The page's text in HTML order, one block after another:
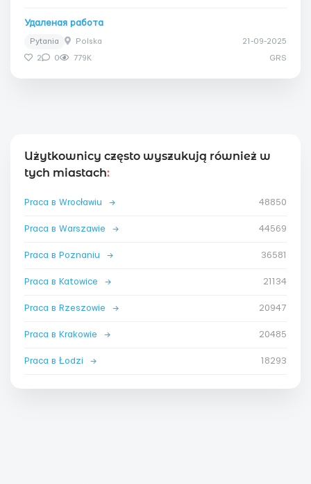
Удаленая работа
Pytania Polska 21-09-2025
2 0 779K GRS
Użytkownicy często wyszukują również w
tych miastach:
Praca в Wrocławiu → 48850
Praca в Warszawie → 44569
Praca в Poznaniu → 36581
Praca в Katowice → 21134
Praca в Rzeszowie → 20947
Praca в Krakowie → 20485
Praca в Łodzi → 18293